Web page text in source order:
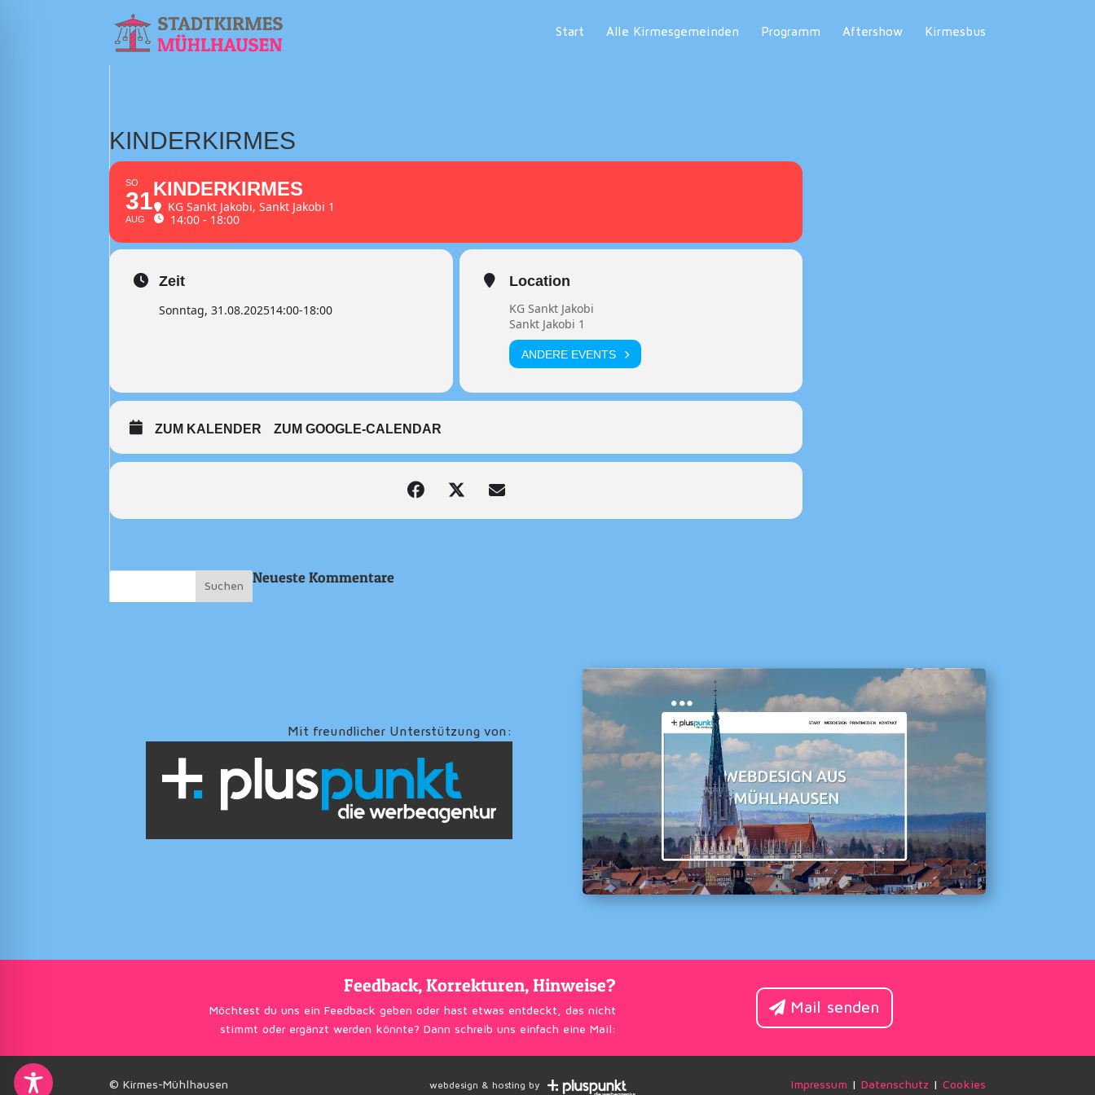
Start Alle Kirmesgemeinden Programm Aftershow Kirmesbus
KINDERKIRMES
SO
31
AUG
KINDERKIRMES
KG Sankt Jakobi, Sankt Jakobi 1
14:00 - 18:00
Zeit
Sonntag, 31.08.202514:00-18:00
Location
KG Sankt Jakobi
Sankt Jakobi 1
ANDERE EVENTS
ZUM KALENDER ZUM GOOGLE-CALENDAR
Neueste Kommentare
Mit freundlicher Unterstützung von:
Feedback, Korrekturen, Hinweise?
Möchtest du uns ein Feedback geben oder hast etwas entdeckt, das nicht
stimmt oder ergänzt werden könnte? Dann schreib uns einfach eine Mail:
Mail senden
© Kirmes-Mühlhausen webdesign & hosting by Impressum Datenschutz Cookies